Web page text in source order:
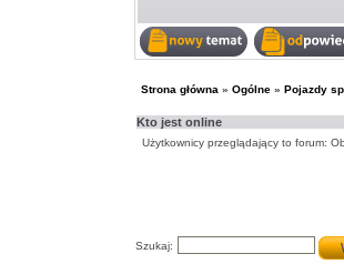
Nowy
Strona główna » Ogólne » Pojazdy
Kto jest online
Użytkownicy przeglądający to forum:
Szukaj: